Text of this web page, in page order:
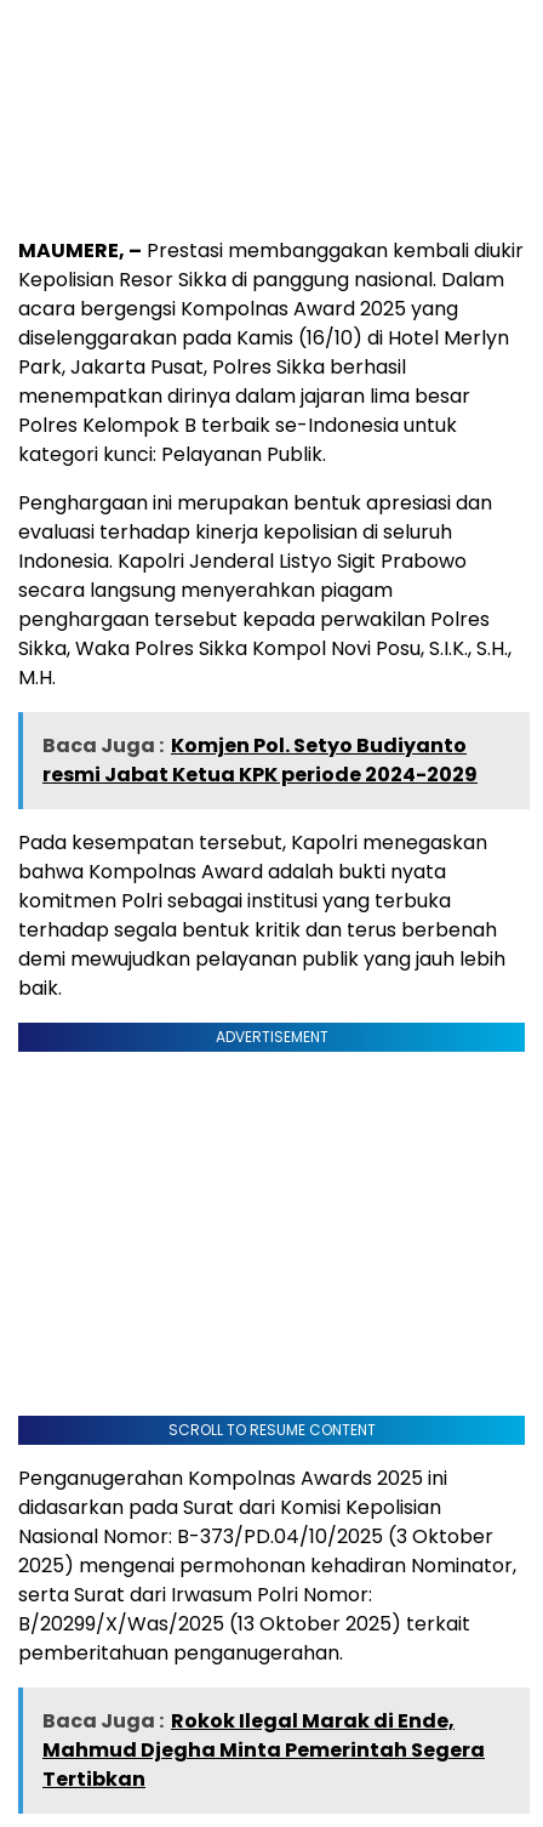
MAUMERE, – Prestasi membanggakan kembali diukir
Kepolisian Resor Sikka di panggung nasional. Dalam
acara bergengsi Kompolnas Award 2025 yang
diselenggarakan pada Kamis (16/10) di Hotel Merlyn
Park, Jakarta Pusat, Polres Sikka berhasil
menempatkan dirinya dalam jajaran lima besar
Polres Kelompok B terbaik se-Indonesia untuk
kategori kunci: Pelayanan Publik.
Penghargaan ini merupakan bentuk apresiasi dan
evaluasi terhadap kinerja kepolisian di seluruh
Indonesia. Kapolri Jenderal Listyo Sigit Prabowo
secara langsung menyerahkan piagam
penghargaan tersebut kepada perwakilan Polres
Sikka, Waka Polres Sikka Kompol Novi Posu, S.I.K., S.H.,
M.H.
Baca Juga : Komjen Pol. Setyo Budiyanto
resmi Jabat Ketua KPK periode 2024-2029
Pada kesempatan tersebut, Kapolri menegaskan
bahwa Kompolnas Award adalah bukti nyata
komitmen Polri sebagai institusi yang terbuka
terhadap segala bentuk kritik dan terus berbenah
demi mewujudkan pelayanan publik yang jauh lebih
baik.
ADVERTISEMENT
SCROLL TO RESUME CONTENT
Penganugerahan Kompolnas Awards 2025 ini
didasarkan pada Surat dari Komisi Kepolisian
Nasional Nomor: B-373/PD.04/10/2025 (3 Oktober
2025) mengenai permohonan kehadiran Nominator,
serta Surat dari Irwasum Polri Nomor:
B/20299/X/Was/2025 (13 Oktober 2025) terkait
pemberitahuan penganugerahan.
Baca Juga : Rokok Ilegal Marak di Ende,
Mahmud Djegha Minta Pemerintah Segera
Tertibkan